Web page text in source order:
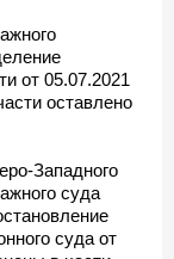
от 05.07.2021
оставлено
Западного
суда
суда от